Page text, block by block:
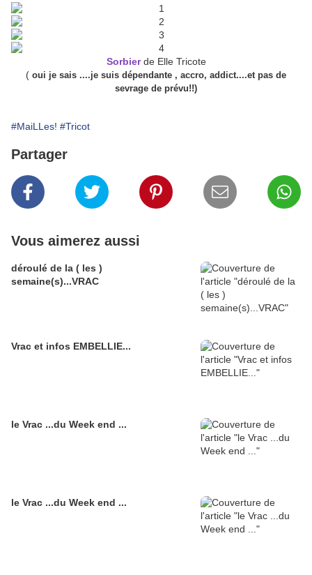
Sorbierde Elle Tricote
( oui je sais ....je suis dépendante , accro, addict....et pas de
sevrage de prévu!!)
#MaiLLes! #Tricot
Partager
Vous aimerez aussi
déroulé de la ( les )
semaine(s)...VRAC
Vrac et infos EMBELLIE...
le Vrac ...du Week end ...
le Vrac ...du Week end ...